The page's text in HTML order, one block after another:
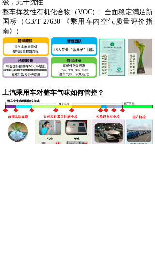
级，无干扰性
整车挥发性有机化合物（VOC）: 全面稳定满足新
国标（GB/T 27630 《乘用车内空气质量评价指
南》）
上汽乘用车对整车气味如何管控？